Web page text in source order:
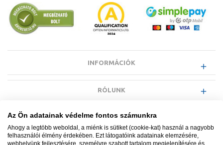
INFORMÁCIÓK
RÓLUNK
EGYÉB INFORMÁCIÓK
Az Ön adatainak védelme fontos számunkra
Ahogy a legtöbb weboldal, a miénk is sütiket (cookie-kat) használ a nagyobb
felhasználói élmény érdekében. Ezt látogatóink adatainak elemzésére,
webhelyünk fejlesztésére, személyre szabott tartalom megjelenítésére és